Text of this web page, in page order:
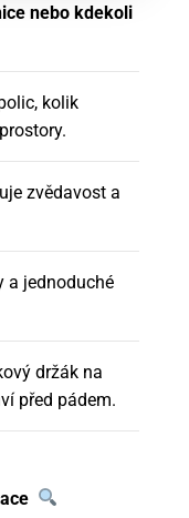
nebo kdekoli
kolik
zvědavost a
a jednoduché
držák na
před pádem.